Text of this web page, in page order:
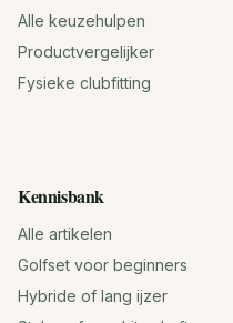
Alle keuzehulpen
Productvergelijker
Fysieke clubfitting
Kennisbank
Alle artikelen
Golfset voor beginners
Hybride of lang ijzer